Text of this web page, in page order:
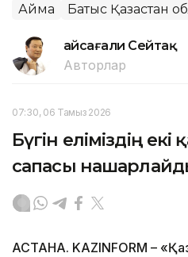
Аймақ Батыс Қазақстан
Ғайсағали Сейтақ
Авторлар
07:30, 06 Тамыз 2026
Бүгін еліміздің
сапасы
АСТАНА. KAZINFORM –